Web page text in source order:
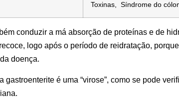
Toxinas, Síndrome do
conduzir a má absorção de proteínas e de
logo após o período de reidratação,
doença.
gastroenterite é uma “virose”, como se pode